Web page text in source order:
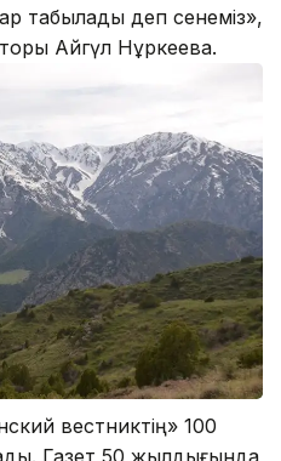
табылады деп сенеміз»,
Айгүл Нұркеева.
вестниктің» 100
Газет 50 жылдығында